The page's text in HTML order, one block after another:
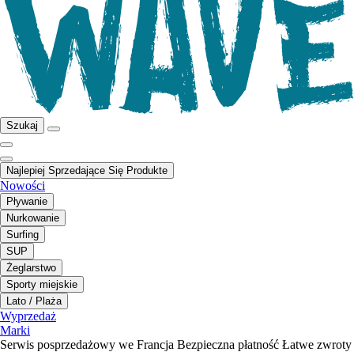
Szukaj
Najlepiej Sprzedające Się Produkte
Nowości
Pływanie
Nurkowanie
Surfing
SUP
Żeglarstwo
Sporty miejskie
Lato / Plaża
Wyprzedaż
Marki
Serwis posprzedażowy we Francja Bezpieczna płatność Łatwe zwroty